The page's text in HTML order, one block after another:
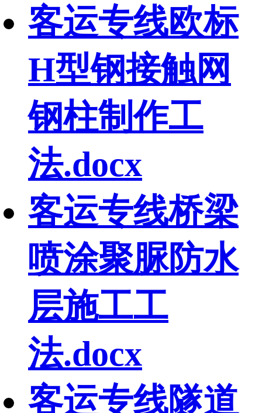
客运专线欧标
H型钢接触网
钢柱制作工
法.docx
客运专线桥梁
喷涂聚脲防水
层施工工
法.docx
客运专线隧道